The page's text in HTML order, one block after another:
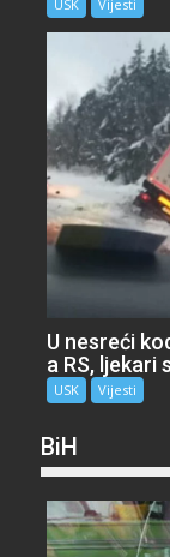
USK Vijesti
U nesreći
a RS, ljekari
USK Vijesti
BiH